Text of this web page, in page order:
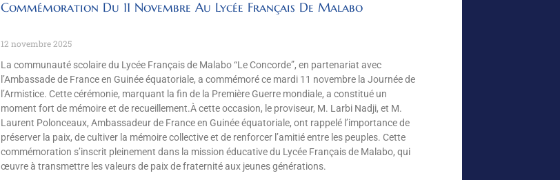
Commémoration Du 11 Novembre Au Lycée Français De Malabo
12 novembre 2025
La communauté scolaire du Lycée Français de Malabo “Le Concorde”, en partenariat avec
l’Ambassade de France en Guinée équatoriale, a commémoré ce mardi 11 novembre la Journée de
l’Armistice. Cette cérémonie, marquant la fin de la Première Guerre mondiale, a constitué un
moment fort de mémoire et de recueillement.À cette occasion, le proviseur, M. Larbi Nadji, et M.
Laurent Polonceaux, Ambassadeur de France en Guinée équatoriale, ont rappelé l’importance de
préserver la paix, de cultiver la mémoire collective et de renforcer l’amitié entre les peuples. Cette
commémoration s’inscrit pleinement dans la mission éducative du Lycée Français de Malabo, qui
œuvre à transmettre les valeurs de paix de fraternité aux jeunes générations.